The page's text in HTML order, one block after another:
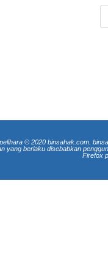
© 2020 binsahak.com.
yang berlaku disebabkan
Firefox